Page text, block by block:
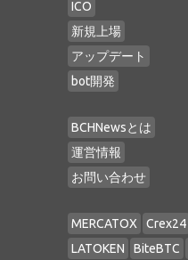
ICO
新規上場
アップデート
bot開発
BCHNewsとは
運営情報
お問い合わせ
MERCATOX Crex24
LATOKEN
BiteBTC